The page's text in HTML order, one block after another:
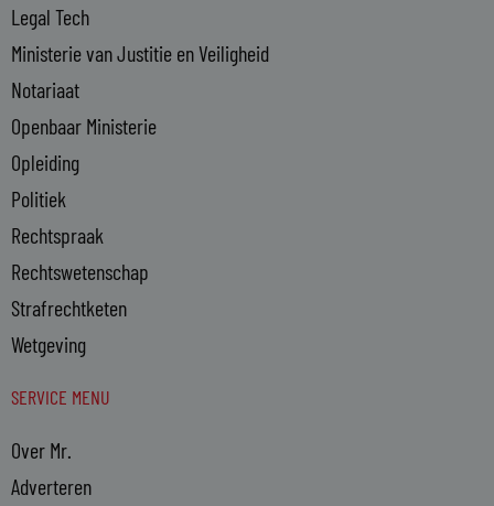
Legal Tech
Ministerie van Justitie en Veiligheid
Notariaat
Openbaar Ministerie
Opleiding
Politiek
Rechtspraak
Rechtswetenschap
Strafrechtketen
Wetgeving
SERVICE MENU
Over Mr.
Adverteren